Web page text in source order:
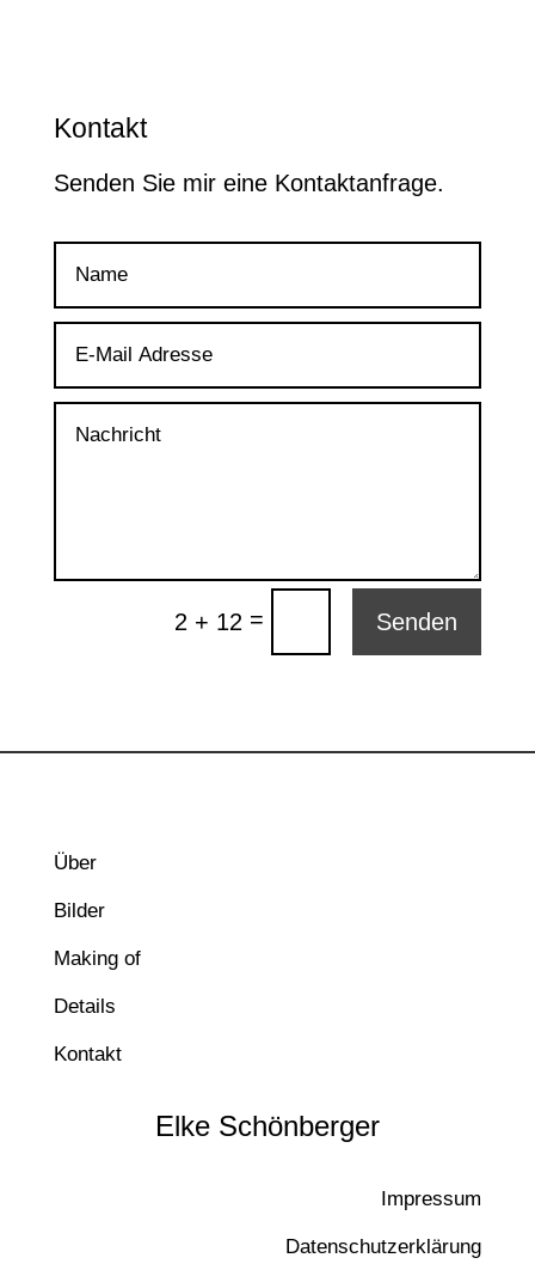
Kontakt
Senden Sie mir eine Kontaktanfrage.
2 + 12 = Senden
Über
Bilder
Making of
Details
Kontakt
Elke Schönberger
Impressum
Datenschutzerklärung